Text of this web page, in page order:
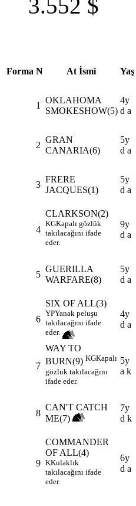
3.552 $
Forma N At İsmi Yaş
1
OKLAHOMA
SMOKESHOW(5)
4y
d a
2
GRAN
CANARIA(6)
5y
d a
3
FRERE
JACQUES(1)
5y
d a
4
CLARKSON(2)
KGKapalı gözlük
takılacağını ifade
eder.
9y
d a
5
GUERILLA
WARFARE(8)
5y
d a
6
SIX OF ALL(3)
YPYanak peluşu
takılacağını ifade
eder.
4y
d a
7
WAY TO
BURN(9) KGKapalı
gözlük takılacağını
ifade eder.
5y
a k
8
CAN'T CATCH
ME(7)
7y
d k
9
COMMANDER
OF ALL(4)
KKulaklık
takılacağını ifade
eder.
6y
d a